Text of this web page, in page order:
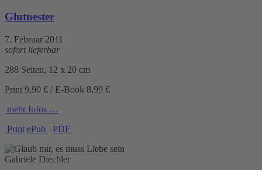
Glutnester
7. Februar 2011
sofort lieferbar
288 Seiten, 12 x 20 cm
Print 9,90 € / E-Book 8,99 €
mehr Infos …
Print ePub PDF
Gabriele Diechler